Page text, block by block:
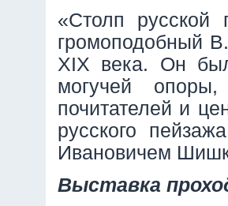
«Столп русской
громоподобный
XIX века. Он
могучей
почитателей и
русского
Ивановичем
Выставка